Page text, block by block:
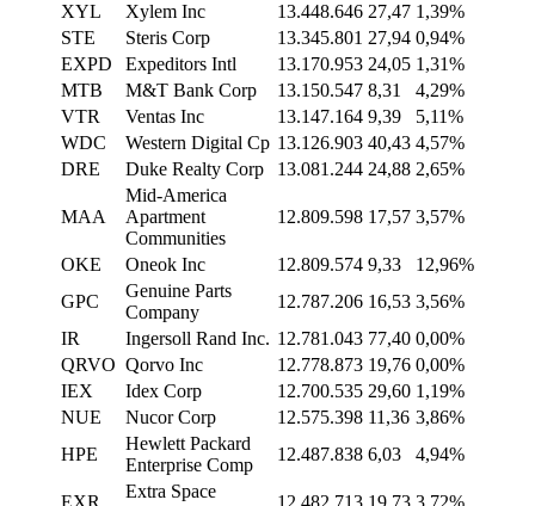
XYL
Xylem Inc 13.448.646 27,47 1,39%
STE
Steris Corp 13.345.801 27,94 0,94%
EXPD
Expeditors Intl 13.170.953 24,05 1,31%
MTB
M&T Bank Corp 13.150.547 8,31
4,29%
VTR
Ventas Inc 13.147.164 9,39
5,11%
WDC
Western Digital Cp 13.126.903 40,43 4,57%
DRE
Duke Realty Corp 13.081.244 24,88 2,65%
MAA
Mid-America
Apartment
Communities
12.809.598 17,57 3,57%
OKE Oneok Inc 12.809.574 9,33
12,96%
GPC
Genuine Parts
Company
12.787.206 16,53 3,56%
IR
Ingersoll Rand Inc. 12.781.043 77,40 0,00%
QRVO Qorvo Inc 12.778.873 19,76 0,00%
IEX
Idex Corp 12.700.535 29,60 1,19%
NUE
Nucor Corp 12.575.398 11,36 3,86%
HPE
Hewlett Packard
Enterprise Comp
12.487.838 6,03 4,94%
Extra Space